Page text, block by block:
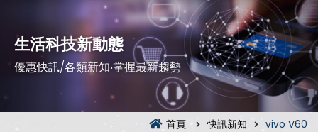
生活科技新動態
優惠快訊/各類新知‧掌握最新趨勢
首頁 快訊新知 vivo V60